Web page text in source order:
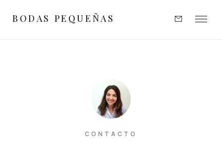
BODAS PEQUEÑAS
CONTACTO